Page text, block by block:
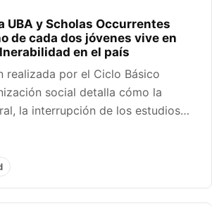
UBA y Scholas Occurrentes
de cada dos jóvenes vive en
en el país
realizada por el Ciclo Básico
social detalla cómo la
la interrupción de los estudios…